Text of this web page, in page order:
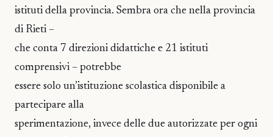
istituti della provincia. Sembra ora che nella provincia
di Rieti –
che conta 7 direzioni didattiche e 21 istituti
comprensivi – potrebbe
essere solo un’istituzione scolastica disponibile a
partecipare alla
sperimentazione, invece delle due autorizzate per ogni